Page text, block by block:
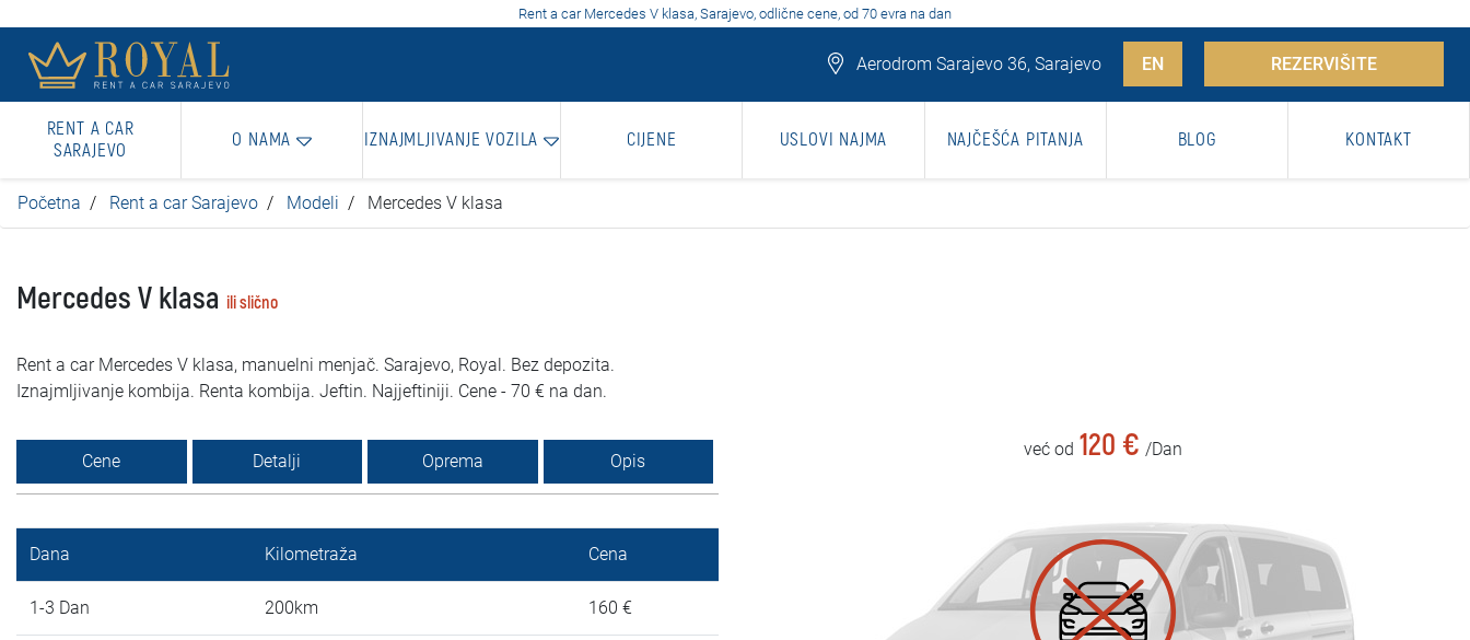
Rent a car Mercedes V klasa, Sarajevo, odlične cene, od 70 evra na dan
Aerodrom Sarajevo 36, Sarajevo EN REZERVIŠITE
RENT A CAR
SARAJEVO
O NAMA IZNAJMLJIVANJE VOZILA CIJENE USLOVI NAJMA NAJČEŠĆA PITANJA BLOG KONTAKT
Početna Rent a car Sarajevo Modeli Mercedes V klasa
Mercedes V klasa ili slično
Rent a car Mercedes V klasa, manuelni menjač. Sarajevo, Royal. Bez depozita.
Iznajmljivanje kombija. Renta kombija. Jeftin. Najjeftiniji. Cene - 70 € na dan.
Cene Detalji Oprema Opis
Dana Kilometraža Cena
1-3 Dan 200km 160 €
već od 120 € /Dan